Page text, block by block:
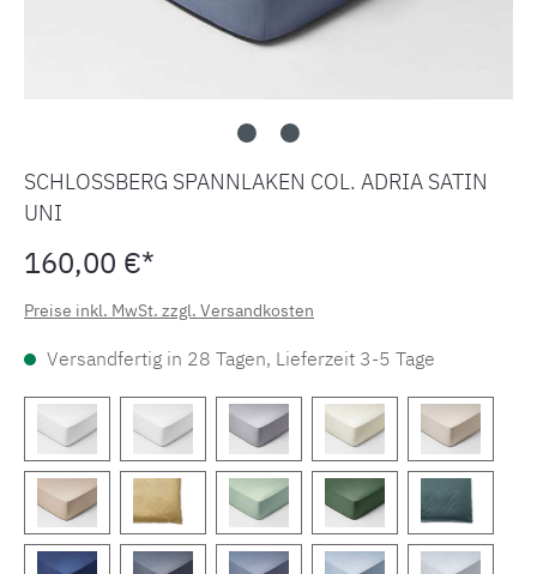
SCHLOSSBERG SPANNLAKEN COL. ADRIA SATIN
UNI
160,00 €*
Preise inkl. MwSt. zzgl. Versandkosten
Versandfertig in 28 Tagen, Lieferzeit 3-5 Tage